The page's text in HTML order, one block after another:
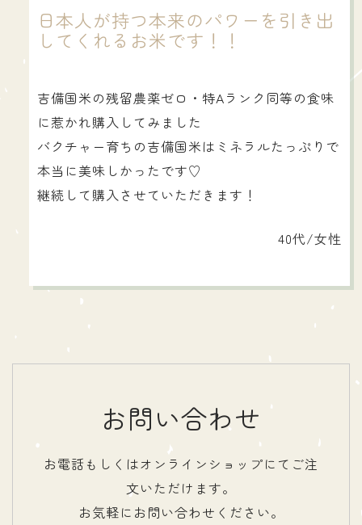
日本人が持つ本来のパワーを引き出
してくれるお米です！！
吉備国米の残留農薬ゼロ・特Aランク同等の食味
に惹かれ購入してみました
バクチャー育ちの吉備国米はミネラルたっぷりで
本当に美味しかったです♡
継続して購入させていただきます！
40代/女性
お問い合わせ
お電話もしくはオンラインショップにてご注
文いただけます。
お気軽にお問い合わせください。